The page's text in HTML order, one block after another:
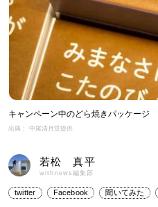
キャンペーン中のどら焼きパッケージ
出典： 中尾清月堂提供
若松 真平
withnews編集部
twitter Facebook 聞いてみた